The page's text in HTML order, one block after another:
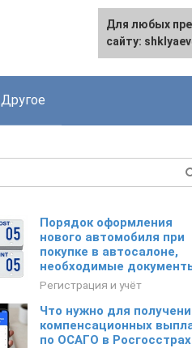
Другое
Порядок оформления
нового автомобиля при
покупке в автосалоне,
необходимые
Регистрация и учёт
Что нужно для
компенсационных
по ОСАГО в
Для любых
сайту: